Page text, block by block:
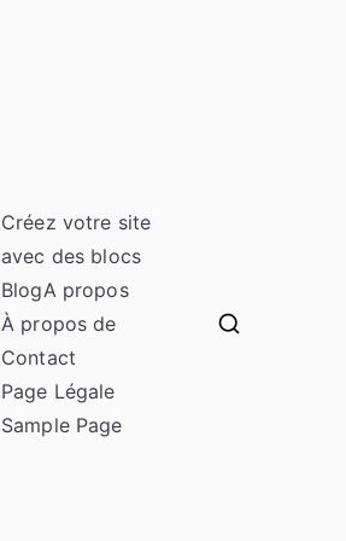
Créez votre site
avec des blocs
BlogA propos
À propos de
Contact
Page Légale
Sample Page